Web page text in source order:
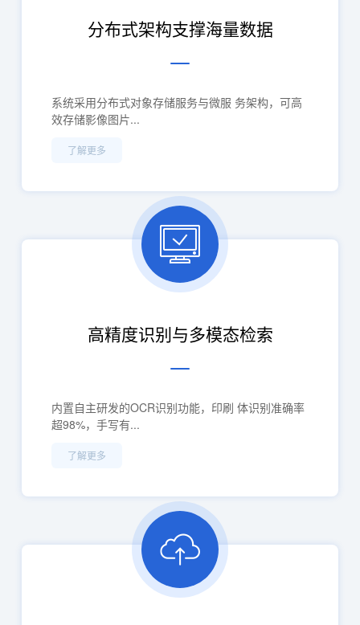
分布式架构支撑海量数据
系统采用分布式对象存储服务与微服 务架构，可高
效存储影像图片...
了解更多
高精度识别与多模态检索
内置自主研发的OCR识别功能，印刷 体识别准确率
超98%，手写有...
了解更多